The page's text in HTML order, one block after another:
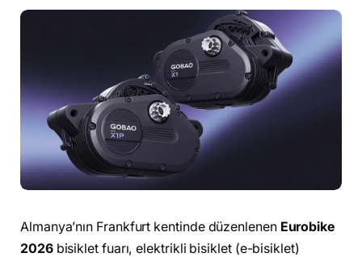
Almanya’nın Frankfurt kentinde düzenlenen Eurobike
2026bisiklet fuarı, elektrikli bisiklet (e-bisiklet)